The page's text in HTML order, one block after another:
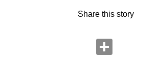
Share this story